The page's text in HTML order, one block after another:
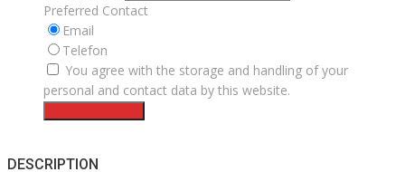
Preferred Contact
Email
Telefon
You agree with the storage and handling of your
personal and contact data by this website.
DESCRIPTION